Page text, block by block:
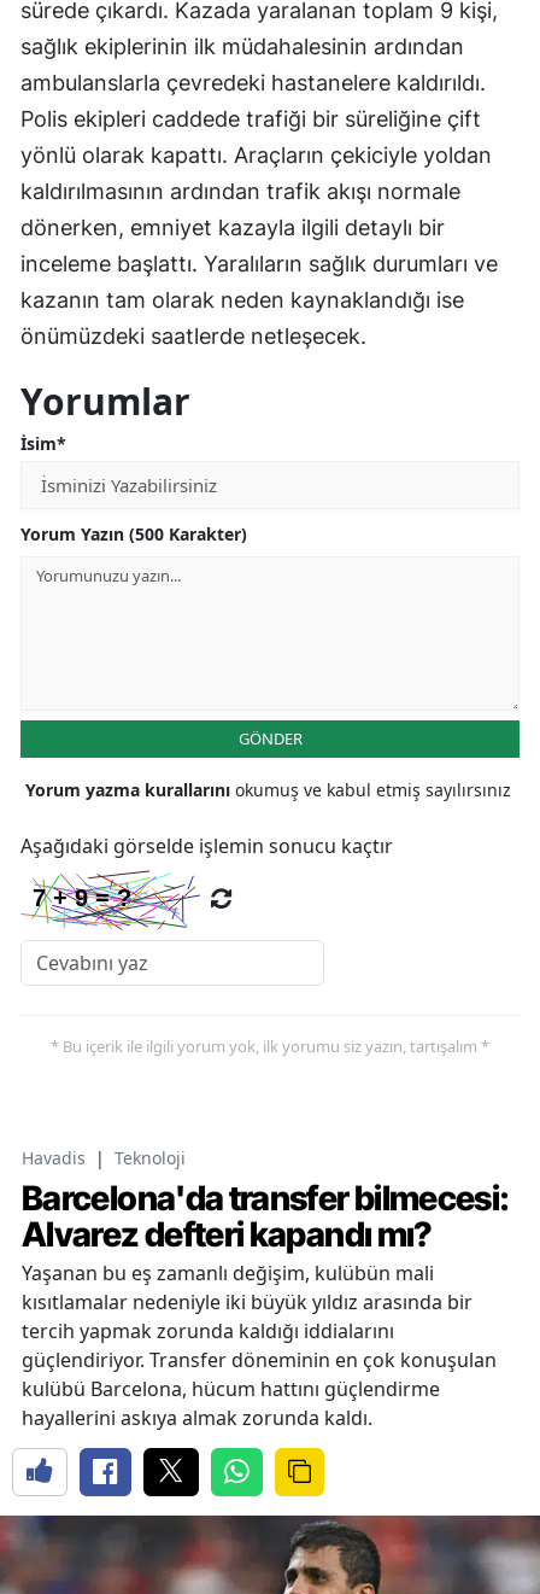
sürede çıkardı. Kazada yaralanan toplam 9 kişi,
sağlık ekiplerinin ilk müdahalesinin ardından
ambulanslarla çevredeki hastanelere kaldırıldı.
Polis ekipleri caddede trafiği bir süreliğine çift
yönlü olarak kapattı. Araçların çekiciyle yoldan
kaldırılmasının ardından trafik akışı normale
dönerken, emniyet kazayla ilgili detaylı bir
inceleme başlattı. Yaralıların sağlık durumları ve
kazanın tam olarak neden kaynaklandığı ise
önümüzdeki saatlerde netleşecek.
Yorumlar
İsim*
Yorum Yazın (500 Karakter)
GÖNDER
Yorum yazma kurallarını okumuş ve kabul etmiş sayılırsınız
Aşağıdaki görselde işlemin sonucu kaçtır
* Bu içerik ile ilgili yorum yok, ilk yorumu siz yazın, tartışalım *
Havadis | Teknoloji
Barcelona'da transfer bilmecesi:
Alvarez defteri kapandı mı?
Yaşanan bu eş zamanlı değişim, kulübün mali
kısıtlamalar nedeniyle iki büyük yıldız arasında bir
tercih yapmak zorunda kaldığı iddialarını
güçlendiriyor. Transfer döneminin en çok konuşulan
kulübü Barcelona, hücum hattını güçlendirme
hayallerini askıya almak zorunda kaldı.